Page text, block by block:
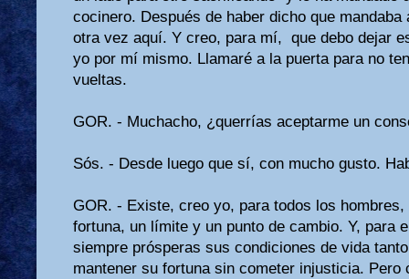
cocinero. Después de haber dicho que
otra vez aquí. Y creo, para mí, que debo dejar
yo por mí mismo. Llamaré a la puerta para no
vueltas.
GOR. - Muchacho, ¿querrías aceptarme un
Sós. - Desde luego que sí, con mucho gusto.
GOR. - Existe, creo yo, para todos los
fortuna, un límite y un punto de cambio. Y, para
siempre prós­peras sus condiciones de vida
mantener su fortuna sin cometer injusticia. Pero